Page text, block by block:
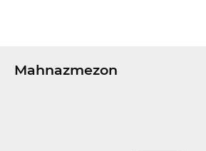
Mahnazmezon